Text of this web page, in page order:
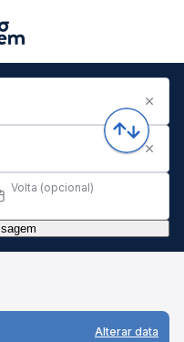
Volta (opcional)
Alterar data